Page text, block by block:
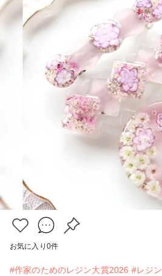
お気に入り 0件
#作家のためのレジン大賞2026 #レジン